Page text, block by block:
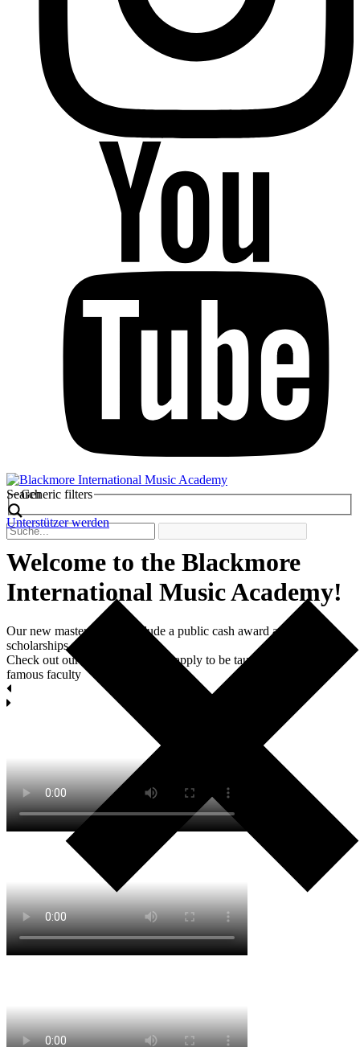
Search
Generic filters
Unterstützer werden
Welcome to the Blackmore
International Мusic Academy!
Our new master classes include a public cash award and two
scholarships each.
Check out our masterclasses and apply to be taught by world-
famous faculty